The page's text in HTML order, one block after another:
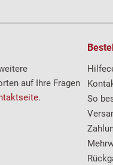
auf Ihre Fragen
.
So